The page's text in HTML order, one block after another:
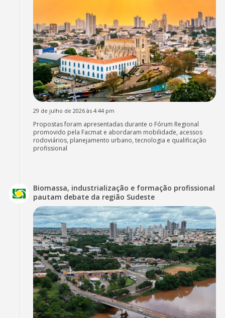
29 de julho de 2026 às 4:44 pm
Propostas foram apresentadas durante o Fórum Regional
promovido pela Facmat e abordaram mobilidade, acessos
rodoviários, planejamento urbano, tecnologia e qualificação
profissional
Biomassa, industrialização e formação profissional
pautam debate da região Sudeste